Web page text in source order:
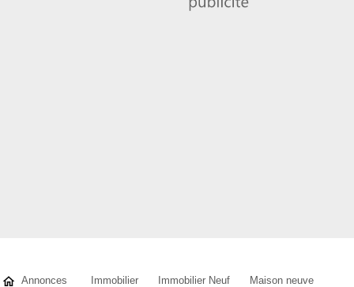
Annonces Immobilier Immobilier Neuf Maison neuve